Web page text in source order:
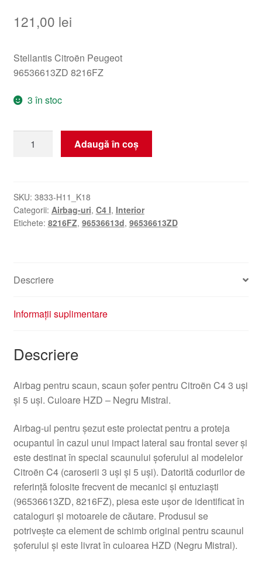
121,00 lei
Stellantis Citroën Peugeot
96536613ZD 8216FZ
3 în stoc
Airbag
Citroën
C4
I
Adaugă în coș
SKU: 3833-H11_K18
Categorii: Airbag-uri, C4 I, Interior
Etichete: 8216FZ, 96536613d, 96536613ZD
Descriere
Informații suplimentare
Descriere
Airbag pentru scaun, scaun șofer pentru Citroën C4 3 uși
și 5 uși. Culoare HZD – Negru Mistral.
Airbag-ul pentru șezut este proiectat pentru a proteja
ocupantul în cazul unui impact lateral sau frontal sever și
este destinat în special scaunului șoferului al modelelor
Citroën C4 (caroserii 3 uși și 5 uși). Datorită codurilor de
referință folosite frecvent de mecanici și entuziaști
(96536613ZD, 8216FZ), piesa este ușor de identificat în
cataloguri și motoarele de căutare. Produsul se
potrivește ca element de schimb original pentru scaunul
șoferului și este livrat în culoarea HZD (Negru Mistral).